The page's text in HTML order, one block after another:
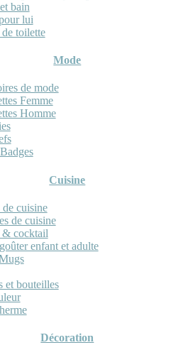
bain
lui
toilette
Mode
de mode
Femme
Homme
Cuisine
cuisine
de cuisine
cocktail
enfant et adulte
et bouteilles
Décoration